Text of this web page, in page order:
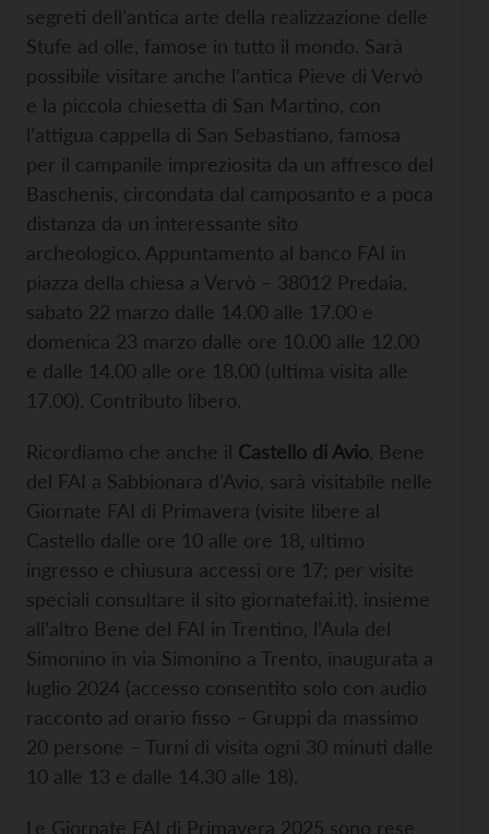
segreti dell’antica arte della realizzazione delle
Stufe ad olle, famose in tutto il mondo. Sarà
possibile visitare anche l’antica Pieve di Vervò
e la piccola chiesetta di San Martino, con
l’attigua cappella di San Sebastiano, famosa
per il campanile impreziosita da un affresco del
Baschenis, circondata dal camposanto e a poca
distanza da un interessante sito
archeologico. Appuntamento al banco FAI in
piazza della chiesa a Vervò – 38012 Predaia,
sabato 22 marzo dalle 14.00 alle 17.00 e
domenica 23 marzo dalle ore 10.00 alle 12.00
e dalle 14.00 alle ore 18.00 (ultima visita alle
17.00). Contributo libero.
Ricordiamo che anche il Castello di Avio , Bene
del FAI a Sabbionara d’Avio, sarà visitabile nelle
Giornate FAI di Primavera (visite libere al
Castello dalle ore 10 alle ore 18, ultimo
ingresso e chiusura accessi ore 17; per visite
speciali consultare il sito giornatefai.it), insieme
all’altro Bene del FAI in Trentino, l’Aula del
Simonino in via Simonino a Trento, inaugurata a
luglio 2024 (accesso consentito solo con audio
racconto ad orario fisso – Gruppi da massimo
20 persone – Turni di visita ogni 30 minuti dalle
10 alle 13 e dalle 14.30 alle 18).
Le Giornate FAI di Primavera 2025 sono rese